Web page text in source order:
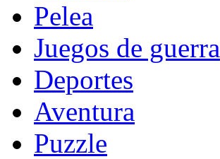
Pelea
Juegos de guerra
Deportes
Aventura
Puzzle